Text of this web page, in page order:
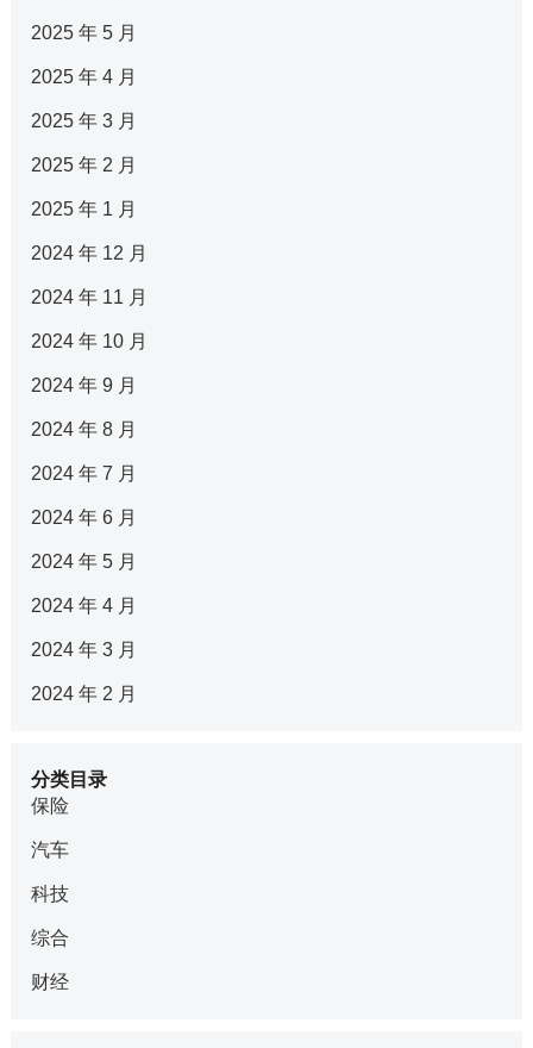
2025 年 5 月
2025 年 4 月
2025 年 3 月
2025 年 2 月
2025 年 1 月
2024 年 12 月
2024 年 11 月
2024 年 10 月
2024 年 9 月
2024 年 8 月
2024 年 7 月
2024 年 6 月
2024 年 5 月
2024 年 4 月
2024 年 3 月
2024 年 2 月
分类目录
保险
汽车
科技
综合
财经